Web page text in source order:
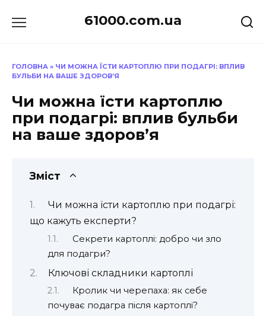
до
61000.com.ua
ГОЛОВНА » ЧИ МОЖНА ЇСТИ КАРТОПЛЮ ПРИ ПОДАГРІ: ВПЛИВ
БУЛЬБИ НА ВАШЕ ЗДОРОВ’Я
Чи можна їсти картоплю
при подагрі: вплив бульби
на ваше здоров’я
Зміст
Чи можна їсти картоплю при подагрі:
що кажуть експерти?
Секрети картоплі: добро чи зло
для подагри?
Ключові складники картоплі
Кролик чи черепаха: як себе
почуває подагра після картоплі?